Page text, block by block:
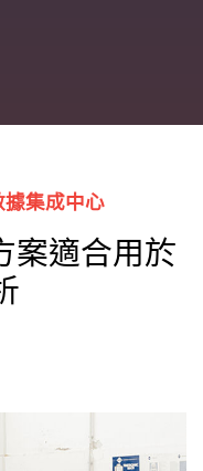
集成中心
案適合用於